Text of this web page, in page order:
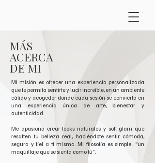
MÁS
ACERCA
DE MI
Mi misión es ofrecer una experiencia personalizada
que te permita sentirte y lucir increíble, en un ambiente
cálido y acogedor donde cada sesión se convierta en
una experiencia única de arte, bienestar y
autenticidad.
Me apasiona crear looks naturales y soft glam que
resalten tu belleza real, haciéndote sentir cómoda,
segura y fiel a ti misma. Mi filosofía es simple: “un
maquillaje que se sienta como tú”.